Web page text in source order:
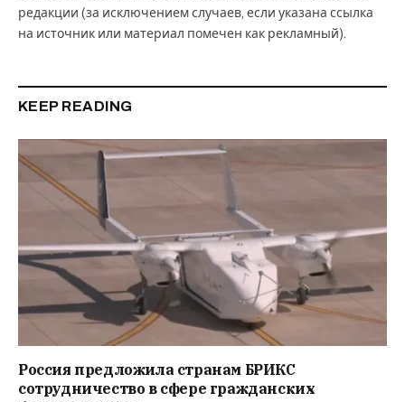
редакции (за исключением случаев, если указана ссылка
на источник или материал помечен как рекламный).
KEEP READING
Россия предложила странам БРИКС
сотрудничество в сфере гражданских